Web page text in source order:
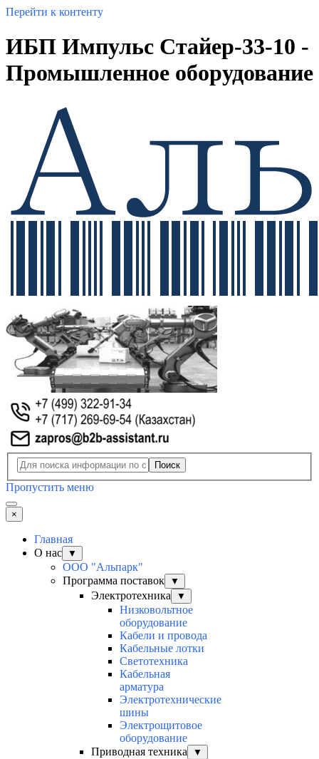
Перейти к контенту
ИБП Импульс Стайер-33-10 -
Промышленное оборудование
Поиск
Пропустить меню
×
Главная
О нас
▼
ООО "Альпарк"
Программа поставок
▼
Электротехника ▼
Низковольтное
оборудование
Кабели и провода
Кабельные лотки
Светотехника
Кабельная
арматура
Электротехнические
шины
Электрощитовое
оборудование
Приводная техника
▼